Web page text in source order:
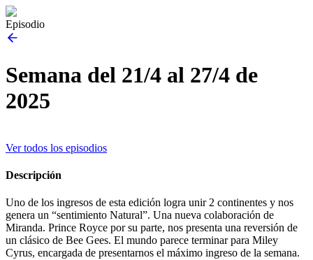
Episodio
Semana del 21/4 al 27/4 de
2025
Ver todos los episodios
Descripción
Uno de los ingresos de esta edición logra unir 2 continentes y nos
genera un “sentimiento Natural”. Una nueva colaboración de
Miranda. Prince Royce por su parte, nos presenta una reversión de
un clásico de Bee Gees. El mundo parece terminar para Miley
Cyrus, encargada de presentarnos el máximo ingreso de la semana.